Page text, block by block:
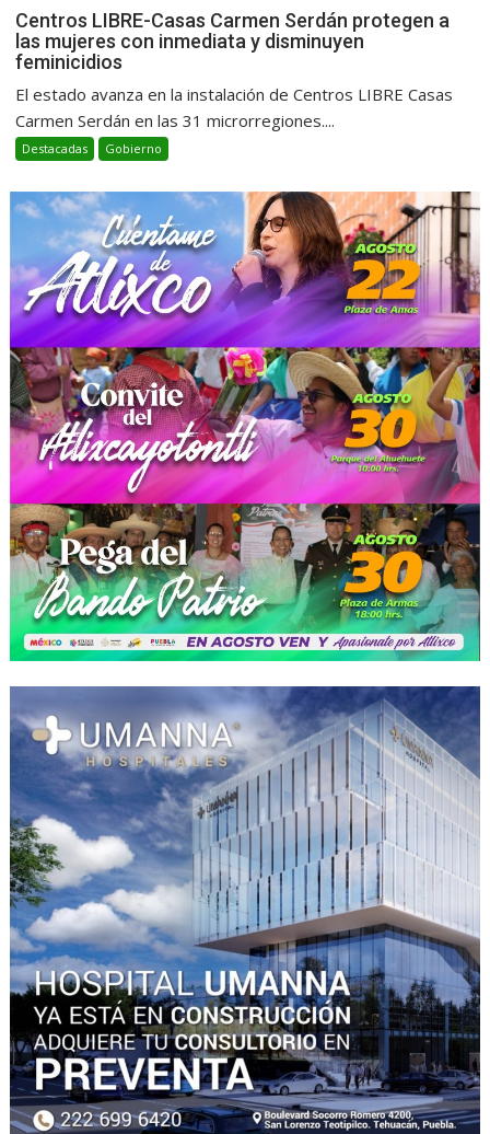
Centros LIBRE-Casas Carmen Serdán protegen a
las mujeres con inmediata y disminuyen
feminicidios
El estado avanza en la instalación de Centros LIBRE Casas
Carmen Serdán en las 31 microrregiones....
Destacadas Gobierno